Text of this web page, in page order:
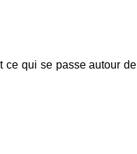
ce qui se passe autour de